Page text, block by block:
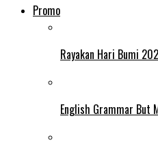
Promo
Rayakan Hari Bumi
English Grammar But